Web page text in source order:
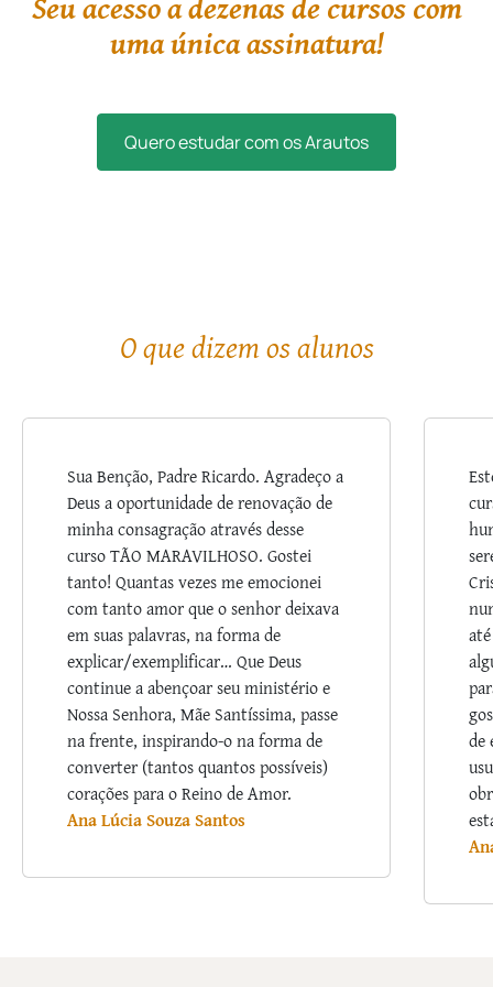
uma única assinatura!
Quero estudar com os Arautos
O que dizem os alunos
Sua Benção, Padre Ricardo. Agradeço a
Deus a oportunidade de renovação de
minha consagração através desse
curso TÃO MARAVILHOSO. Gostei
tanto! Quantas vezes me emocionei
com tanto amor que o senhor deixava
em suas palavras, na forma de
explicar/exemplificar… Que Deus
continue a abençoar seu ministério e
Nossa Senhora, Mãe Santíssima, passe
na frente, inspirando-o na forma de
converter (tantos quantos possíveis)
corações para o Reino de Amor.
Ana Lúcia Souza Santos
de